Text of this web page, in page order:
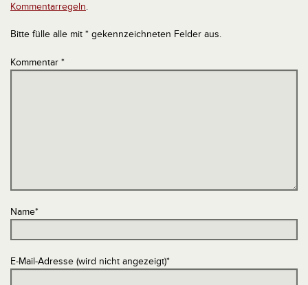
Kommentarregeln.
Bitte fülle alle mit * gekennzeichneten Felder aus.
Kommentar *
Name*
E-Mail-Adresse (wird nicht angezeigt)*